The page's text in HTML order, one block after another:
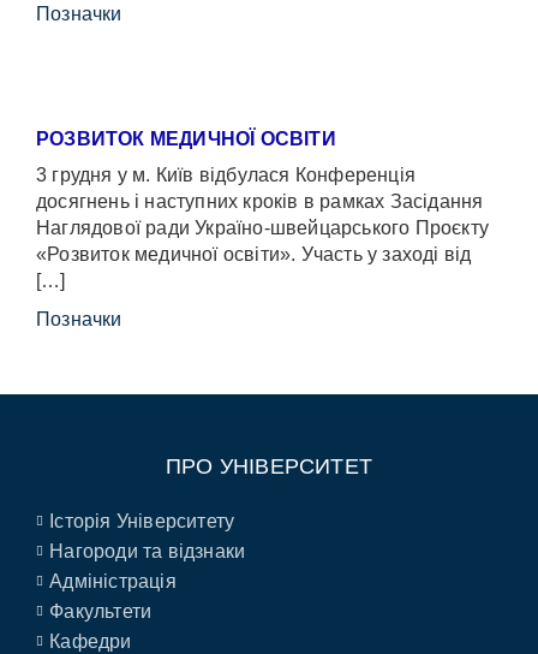
Позначки
РОЗВИТОК МЕДИЧНОЇ ОСВІТИ
3 грудня у м. Київ відбулася Конференція
досягнень і наступних кроків в рамках Засідання
Наглядової ради Україно-швейцарського Проєкту
«Розвиток медичної освіти». Участь у заході від
[…]
Позначки
ПРО УНІВЕРСИТЕТ
Історія Університету
Нагороди та відзнаки
Адміністрація
Факультети
Кафедри